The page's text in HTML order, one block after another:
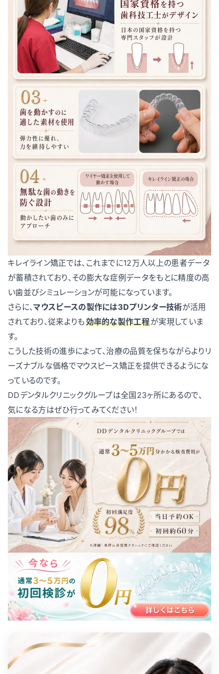
キレイライン矯正では、これまでに12万人以上の患者データ
が蓄積されており、その膨大な症例データをもとに精度の高
い歯並びシミュレーションが可能になっています。
さらに、マウスピースの製作には3Dプリンター技術が活用
されており、従来よりも効率的な製作工程が実現していま
す。
こうした技術の進歩によって、治療の品質を保ちながらよりリ
ーズナブルな価格でマウスピース矯正を提供できるようにな
っているのです。
DDデンタルクリニックグループは全国23ヶ所にあるので、
気になる方はぜひ行ってみてください！